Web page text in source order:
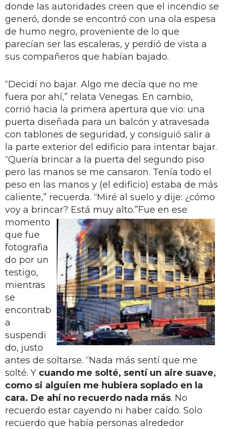
donde las autoridades creen que el incendio se
generó, donde se encontró con una ola espesa
de humo negro, proveniente de lo que
parecían ser las escaleras, y perdió de vista a
sus compañeros que habían bajado.
“Decidí no bajar. Algo me decía que no me
fuera por ahí,” relata Venegas. En cambio,
corrió hacia la primera apertura que vio: una
puerta diseñada para un balcón y atravesada
con tablones de seguridad, y consiguió salir a
la parte exterior del edificio para intentar bajar.
“Quería brincar a la puerta del segundo piso
pero las manos se me cansaron. Tenía todo el
peso en las manos y (el edificio) estaba de más
caliente,” recuerda. “Miré al suelo y dije: ¿cómo
voy a brincar? Está muy alto.”Fue en ese
momento
que fue
fotografia
do por un
testigo,
mientras
se
encontrab
a
suspendi
do, justo
antes de soltarse. “Nada más sentí que me
solté. Y cuando me solté, sentí un aire suave,
como si alguien me hubiera soplado en la
cara. De ahí no recuerdo nada más. No
recuerdo estar cayendo ni haber caído. Solo
recuerdo que había personas alrededor